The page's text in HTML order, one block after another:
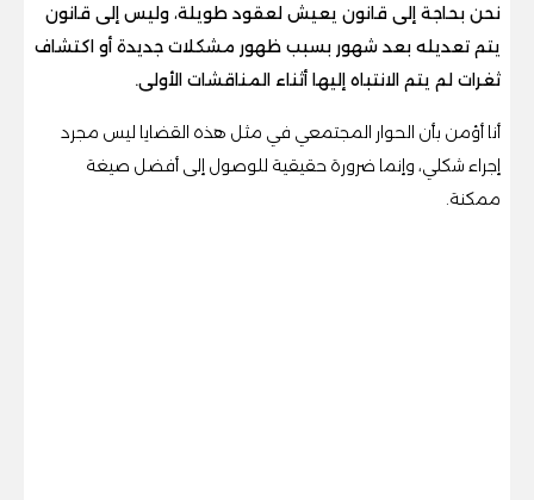
نحن بحاجة إلى قانون يعيش لعقود طويلة، وليس إلى قانون
يتم تعديله بعد شهور بسبب ظهور مشكلات جديدة أو اكتشاف
ثغرات لم يتم الانتباه إليها أثناء المناقشات الأولى.
أنا أؤمن بأن الحوار المجتمعي في مثل هذه القضايا ليس مجرد
إجراء شكلي، وإنما ضرورة حقيقية للوصول إلى أفضل صيغة
ممكنة.